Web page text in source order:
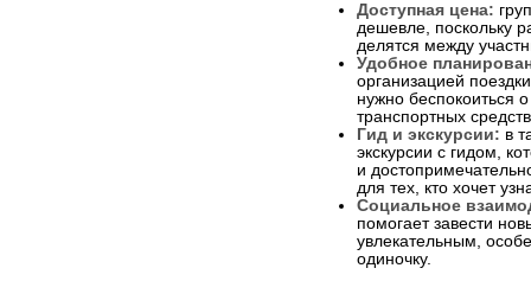
Доступная цена:
дешевле, поскольку
делятся между
Удобное
организацией
нужно беспокоиться
транспортных
Гид и экскурсии: в
экскурсии с гидом,
и
для тех, кто хочет
Социальное
помогает завести
увлекательным,
одиночку.